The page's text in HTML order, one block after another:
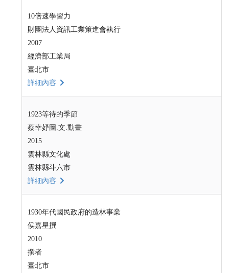
10倍速學習力
財團法人資訊工業策進會執行
2007
經濟部工業局
臺北市
詳細內容
1923等待的季節
蔡幸妤圖.文.動畫
2015
雲林縣文化處
雲林縣斗六市
詳細內容
1930年代國民政府的造林事業
侯嘉星撰
2010
撰者
臺北市